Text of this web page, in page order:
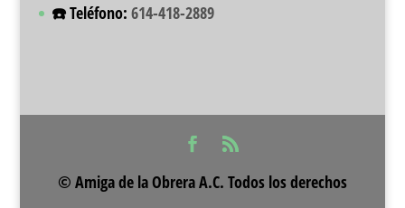
☎️ Teléfono: 614-418-2889
© Amiga de la Obrera A.C. Todos los derechos